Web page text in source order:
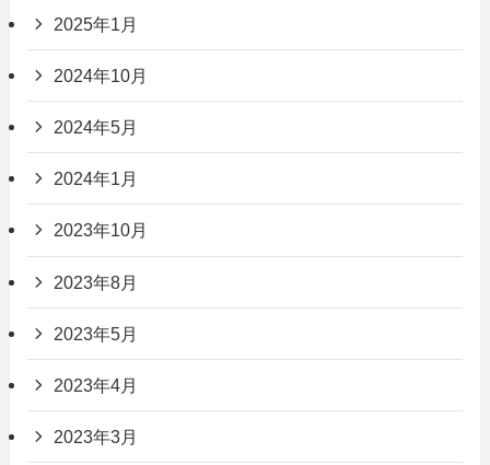
2025年1月
2024年10月
2024年5月
2024年1月
2023年10月
2023年8月
2023年5月
2023年4月
2023年3月